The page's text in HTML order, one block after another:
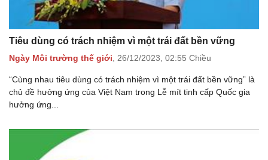
Tiêu dùng có trách nhiệm vì một trái đất bền vững
Ngày Môi trường thế giới, 26/12/2023, 02:55 Chiều
“Cùng nhau tiêu dùng có trách nhiệm vì một trái đất bền vững” là
chủ đề hưởng ứng của Việt Nam trong Lễ mít tinh cấp Quốc gia
hưởng ứng...